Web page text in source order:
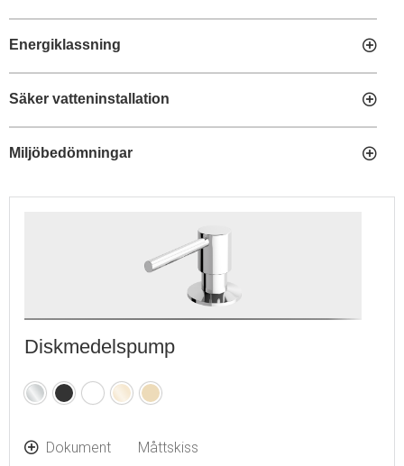
Energiklassning
Säker vatteninstallation
Miljöbedömningar
Diskmedelspump
KromMattsvart
MattvitPolerad
(PVD)
Borstad
(PVD)
Dokument Måttskiss